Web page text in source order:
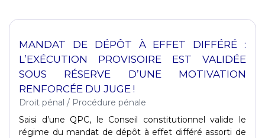
MANDAT DE DÉPÔT À EFFET DIFFÉRÉ :
L’EXÉCUTION PROVISOIRE EST VALIDÉE
SOUS RÉSERVE D’UNE MOTIVATION
RENFORCÉE DU JUGE !
Droit pénal / Procédure pénale
Saisi d’une QPC, le Conseil constitutionnel valide le
régime du mandat de dépôt à effet différé assorti de